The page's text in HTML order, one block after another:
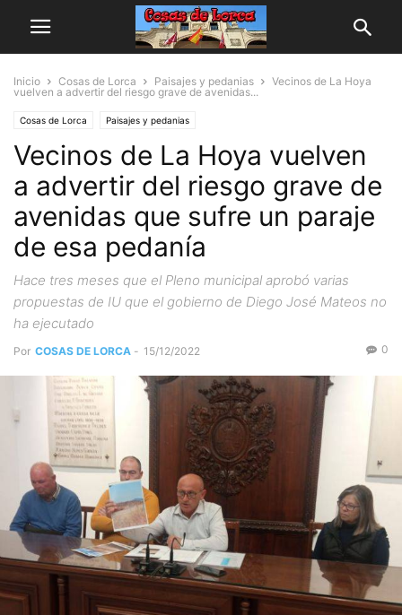
Inicio Cosas de Lorca Paisajes y pedanias
Vecinos de La Hoya
vuelven a advertir del riesgo grave de avenidas...
Cosas de Lorca Paisajes y pedanias
Vecinos de La Hoya vuelven
a advertir del riesgo grave de
avenidas que sufre un paraje
de esa pedanía
Hace tres meses que el Pleno municipal aprobó varias
propuestas de IU que el gobierno de Diego José Mateos no
ha ejecutado
Por COSAS DE LORCA - 15/12/2022 0